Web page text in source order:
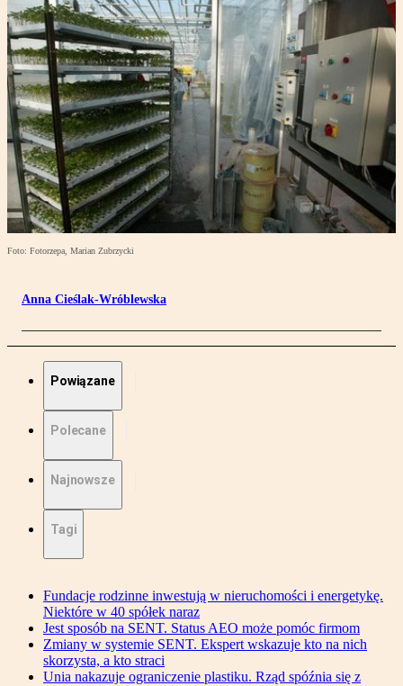
Foto: Fotorzepa, Marian Zubrzycki
Anna Cieślak-Wróblewska
Powiązane
Polecane
Najnowsze
Tagi
Fundacje rodzinne inwestują w nieruchomości i energetykę.
Niektóre w 40 spółek naraz
Jest sposób na SENT. Status AEO może pomóc firmom
Zmiany w systemie SENT. Ekspert wskazuje kto na nich
skorzysta, a kto straci
Unia nakazuje ograniczenie plastiku. Rząd spóźnia się z